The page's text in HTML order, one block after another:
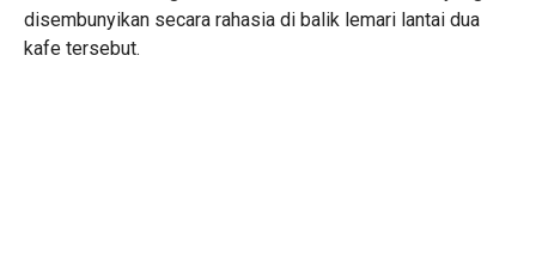
disembunyikan secara rahasia di balik lemari lantai dua
kafe tersebut.